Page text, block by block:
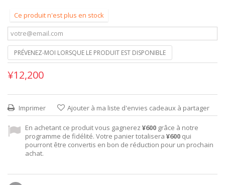
Ce produit n'est plus en stock
PRÉVENEZ-MOI LORSQUE LE PRODUIT EST DISPONIBLE
¥12,200
Imprimer Ajouter à ma liste d'envies cadeaux à partager
En achetant ce produit vous gagnerez ¥600 grâce à notre
programme de fidélité. Votre panier totalisera ¥600 qui
pourront être convertis en bon de réduction pour un prochain
achat.